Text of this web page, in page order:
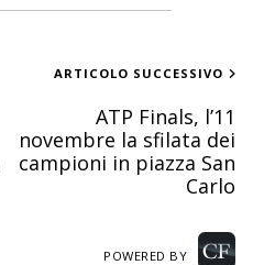
ARTICOLO SUCCESSIVO
ATP Finals, l’11
novembre la sfilata dei
campioni in piazza San
Carlo
POWERED BY